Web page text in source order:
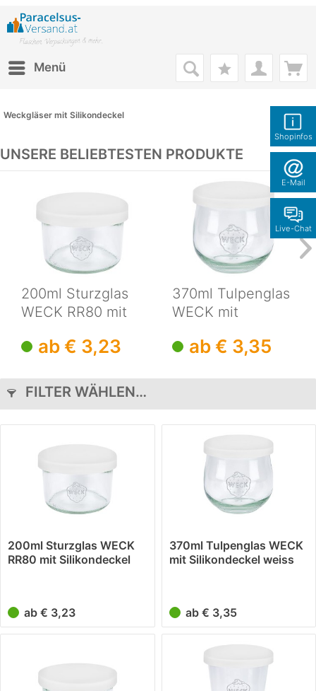
Shopinfos
E-Mail
Live-Chat
Menü
Weckgläser mit Silikondeckel
UNSERE BELIEBTESTEN PRODUKTE
200ml Sturzglas
WECK RR80 mit
weissab € 3,23
370ml Tulpenglas
WECK mit
weissab € 3,35
FILTER WÄHLEN…
200ml Sturzglas WECK
RR80 mit Silikondeckel
ab € 3,23
370ml Tulpenglas WECK
mit Silikondeckel weiss
ab € 3,35